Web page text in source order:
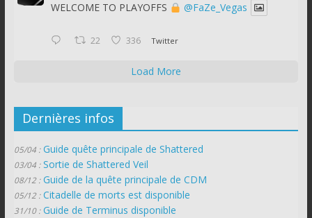
WELCOME TO PLAYOFFS @FaZe_Vegas
22 336 Twitter
Load More
Dernières infos
05/04 : Guide quête principale de Shattered
03/04 : Sortie de Shattered Veil
08/12 : Guide de la quête principale de CDM
05/12 : Citadelle de morts est disponible
31/10 : Guide de Terminus disponible